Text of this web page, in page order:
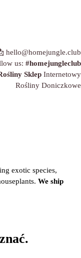
hello@homejungle.club
us: #homejungleclub
Sklep Internetowy
Rośliny Doniczkowe
exotic species,
We ship